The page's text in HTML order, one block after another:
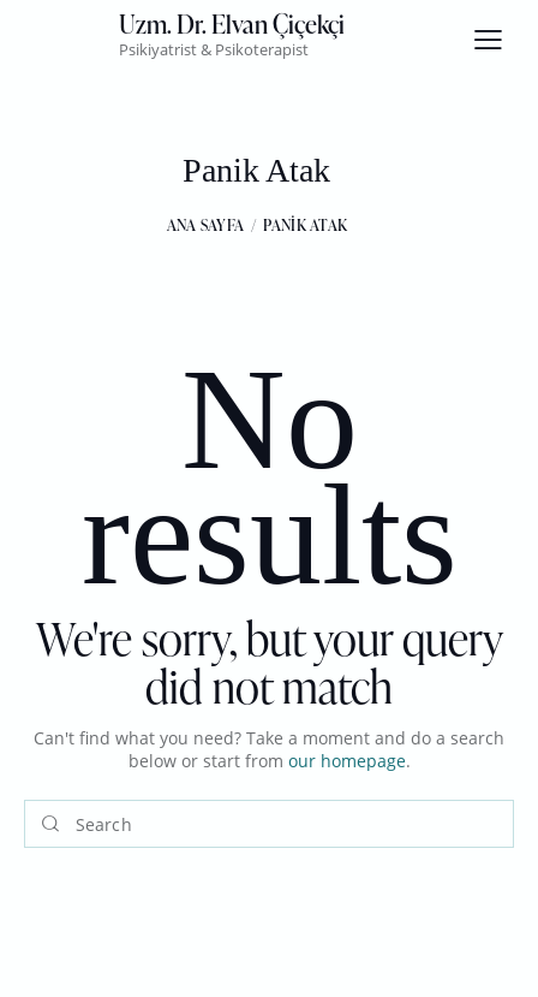
Uzm. Dr. Elvan Çiçekçi
Psikiyatrist & Psikoterapist
Panik Atak
ANA SAYFA PANIK ATAK
No
results
We're sorry, but your query
did not match
Can't find what you need? Take a moment and do a search
below or start from our homepage.